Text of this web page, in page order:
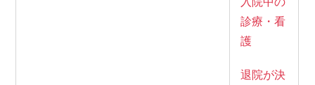
診療・看
護
退院が決